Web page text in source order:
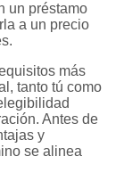
un préstamo
a un precio
más
tanto tú como
Antes de
y
se alinea